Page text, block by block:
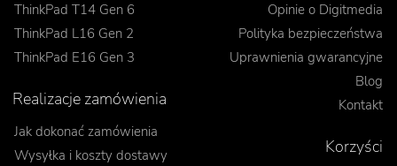
ThinkPad T14 Gen 6
ThinkPad L16 Gen 2
ThinkPad E16 Gen 3
Opinie o Digitmedia
Polityka bezpieczeństwa
Uprawnienia gwarancyjne
Blog
Kontakt
Realizacje zamówienia
Jak dokonać zamówienia
Wysyłka i koszty dostawy
Korzyści